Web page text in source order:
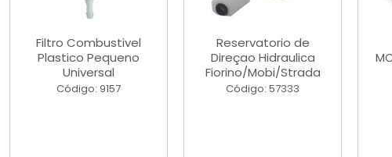
Filtro Combustivel
Plastico Pequeno
Universal
Código: 9157
Reservatorio de
Direçao Hidraulica
Fiorino/Mobi/Strada
Código: 57333